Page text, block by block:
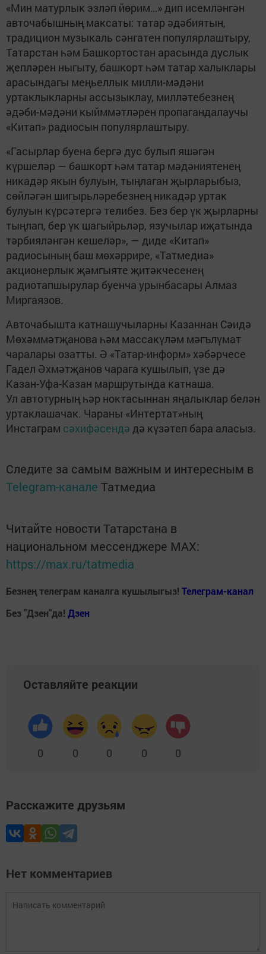
«Мин матурлык эзләп йөрим…» дип исемләнгән
авточабышның максаты: татар әдәбиятын,
традицион музыкаль сәнгатен популярлаштыру,
Татарстан һәм Башкортостан арасында дуслык
җепләрен ныгыту, башкорт һәм татар халыклары
арасындагы меңьеллык милли-мәдәни
уртаклыкларны ассызыклау, милләтебезнең
әдәби-мәдәни кыйммәтләрен пропагандалаучы
«Китап» радиосын популярлаштыру.
«Гасырлар буена бергә дус булып яшәгән
күршеләр — башкорт һәм татар мәдәниятенең
никадәр якын булуын, тыңлаган җырларыбыз,
сөйләгән шигырьләребезнең никадәр уртак
булуын күрсәтергә телибез. Без бер үк җырларны
тыңлап, бер үк шагыйрьләр, язучылар иҗатында
тәрбияләнгән кешеләр», — диде «Китап»
радиосының баш мөхәррире, «Татмедиа»
акционерлык җәмгыяте җитәкчесенең
радиотапшырулар буенча урынбасары Алмаз
Миргаязов.
Авточабышта катнашучыларны Казаннан Сәидә
Мөхәммәтҗанова һәм массакүләм мәгълүмат
чаралары озатты. Ә «Татар-информ» хәбәрчесе
Гадел Әхмәтҗанов чарага кушылып, үзе дә
Казан-Уфа-Казан маршрутында катнаша.
Ул автотурның һәр ноктасыннан яңалыклар белән
уртаклашачак. Чараны «Интертат»ның
Инстаграм сәхифәсендә дә күзәтеп бара аласыз.
Следите за самым важным и интересным в
Telegram-канале Татмедиа
Читайте новости Татарстана в
национальном мессенджере MАХ:
https://max.ru/tatmedia
Безнең телеграм каналга кушылыгыз! Телеграм-канал
Без "Дзен"да! Дзен
Оставляйте реакции
0 0 0 0 0
Расскажите друзьям
Нет комментариев